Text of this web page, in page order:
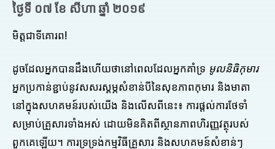
ថ្ងៃទី ០៧ ខែ សីហា ឆ្នាំ ២០១៩
មិត្តជាទីគោរព!
ដូចដែលអ្នកបានដឹងហើយថានៅពេលដែលអ្នកគាំទ្រ មូលនិធិកុមារ
អ្នកប្រកាន់ខ្ជាប់នូវសសរស្តម្ភសំខាន់បីនៃសុខភាពកុមារ និងមាតា
នៅក្នុងសហគមន៍របស់យើង និងលើសពីនេះ៖ ការផ្តល់ការថែទាំ
សម្រាប់គ្រួសារទាំងអស់ ដោយមិនគិតពីស្ថានភាពហិរញ្ញវត្ថុរបស់
ពួកគេឡើយ។ ការទ្រទ្រង់កម្មវិធីគ្រួសារ និងសហគមន៍សំខាន់ៗ